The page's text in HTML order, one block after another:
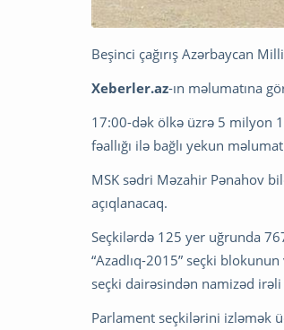
Beşinci çağırış Azərbaycan
Xeberler.az-ın məlumatına
17:00-dək ölkə üzrə 5 milyon
fəallığı ilə bağlı yekun
MSK sədri Məzahir Pənahov
açıqlanacaq.
Seçkilərdə 125 yer uğrunda
“Azadlıq-2015” seçki
seçki dairəsindən namizəd
Parlament seçkilərini izləmək